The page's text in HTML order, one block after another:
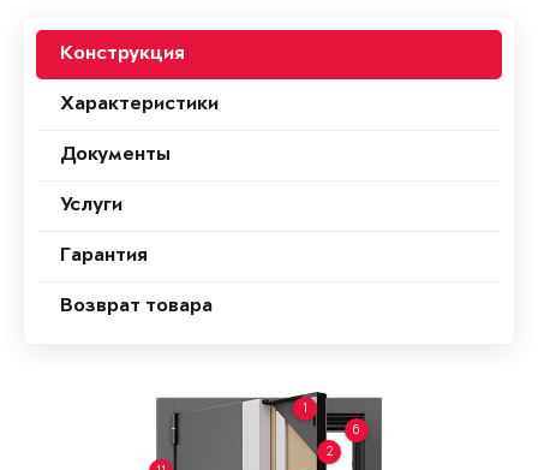
Конструкция
Характеристики
Документы
Услуги
Гарантия
Возврат товара
1
2
6